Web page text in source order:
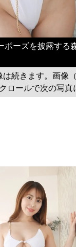
ポーズを披露する
は続きます。画像（
ロールで次の写真